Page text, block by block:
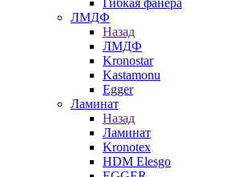
Гибкая фанера
ЛМДФ
Назад
ЛМДФ
Kronostar
Kastamonu
Egger
Ламинат
Назад
Ламинат
Kronotex
HDM Elesgo